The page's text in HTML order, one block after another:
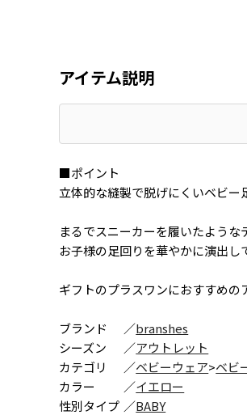
アイテム説明
■ポイント
立体的な縫製で脱げにくいベビー
まるでスニーカーを履いたような
お子様の足回りを華やかに演出し
ギフトのプラスワンにおすすめ
ブランド ／branshes
シーズン
／アウトレット
カテゴリ
／ベビーウェア>ベビ
カラー
／イエロー
性別タイプ ／BABY